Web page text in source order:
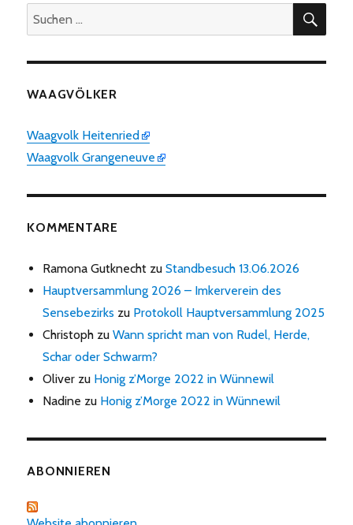
Suchen
nach:
WAAGVÖLKER
Waagvolk Heitenried
Waagvolk Grangeneuve
KOMMENTARE
Ramona Gutknecht zuStandbesuch 13.06.2026
Hauptversammlung 2026 – Imkerverein des
Sensebezirks zu Protokoll Hauptversammlung 2025
Christoph zuWann spricht man von Rudel, Herde,
Schar oder Schwarm?
Oliver zu Honig z’Morge 2022 in Wünnewil
Nadine zu Honig z’Morge 2022 in Wünnewil
ABONNIEREN